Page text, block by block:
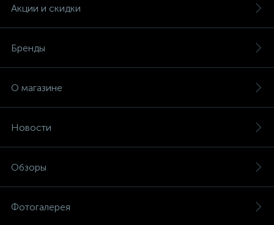
Акции и скидки
Бренды
О магазине
Новости
Обзоры
Фотогалерея